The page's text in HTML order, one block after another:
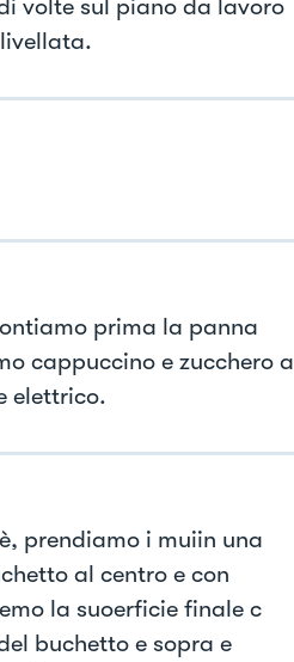
volte sul piano da lavoro
prima la panna
cappuccino e zucchero a
elettrico.
prendiamo i muiin una
al centro e con
la suoerficie finale c
buchetto e sopra e